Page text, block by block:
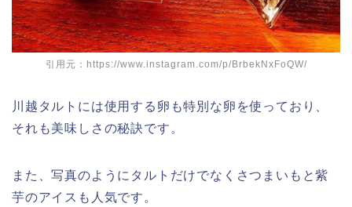
引用元：https://www.instagram.com/p/BrbekNxFoQW/
川越タルトには使用する卵も特別な卵を使っており、
それも美味しさの秘訣です。
また、写真のようにタルトだけでなくさつまいもと紫
芋のアイスも人気です。